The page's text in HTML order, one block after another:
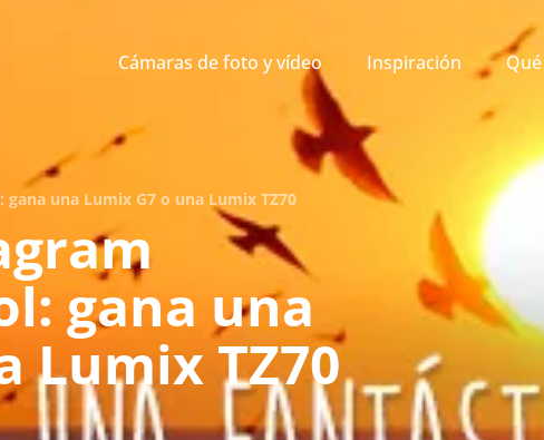
Cámaras de foto y vídeo Inspiración
una Lumix G7 o una Lumix TZ70
gana una
Lumix TZ70